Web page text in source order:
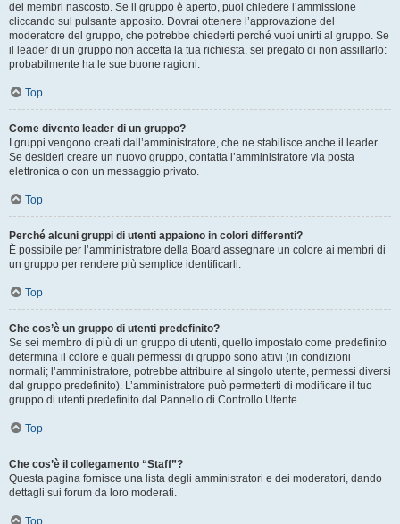
dei membri nascosto. Se il gruppo è aperto, puoi chiedere l’ammissione
cliccando sul pulsante apposito. Dovrai ottenere l’approvazione del
moderatore del gruppo, che potrebbe chiederti perché vuoi unirti al gruppo. Se
il leader di un gruppo non accetta la tua richiesta, sei pregato di non assillarlo:
probabilmente ha le sue buone ragioni.
Top
Come divento leader di un gruppo?
I gruppi vengono creati dall’amministratore, che ne stabilisce anche il leader.
Se desideri creare un nuovo gruppo, contatta l’amministratore via posta
elettronica o con un messaggio privato.
Top
Perché alcuni gruppi di utenti appaiono in colori differenti?
È possibile per l’amministratore della Board assegnare un colore ai membri di
un gruppo per rendere più semplice identificarli.
Top
Che cos’è un gruppo di utenti predefinito?
Se sei membro di più di un gruppo di utenti, quello impostato come predefinito
determina il colore e quali permessi di gruppo sono attivi (in condizioni
normali; l’amministratore, potrebbe attribuire al singolo utente, permessi diversi
dal gruppo predefinito). L’amministratore può permetterti di modificare il tuo
gruppo di utenti predefinito dal Pannello di Controllo Utente.
Top
Che cos’è il collegamento “Staff”?
Questa pagina fornisce una lista degli amministratori e dei moderatori, dando
dettagli sui forum da loro moderati.
Top